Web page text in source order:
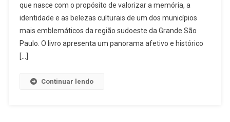
que nasce com o propósito de valorizar a memória, a
identidade e as belezas culturais de um dos municípios
mais emblemáticos da região sudoeste da Grande São
Paulo. O livro apresenta um panorama afetivo e histórico
[…]
Continuar lendo